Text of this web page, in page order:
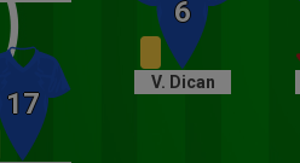
V. Dican